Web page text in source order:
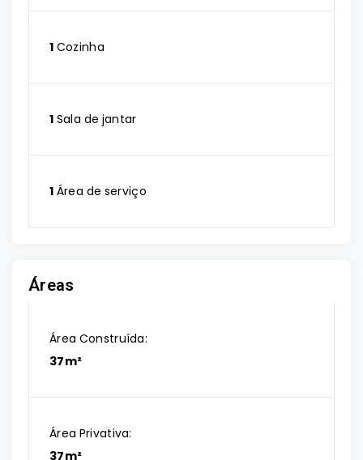
1 Cozinha
1 Sala de jantar
1 Área de serviço
Áreas
Área Construída:
37m²
Área Privativa:
37m²